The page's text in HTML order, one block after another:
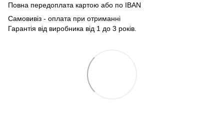
Повна передоплата картою або по IBAN
Самовивіз - оплата при отриманні
Гарантія від виробника від 1 до 3 років.